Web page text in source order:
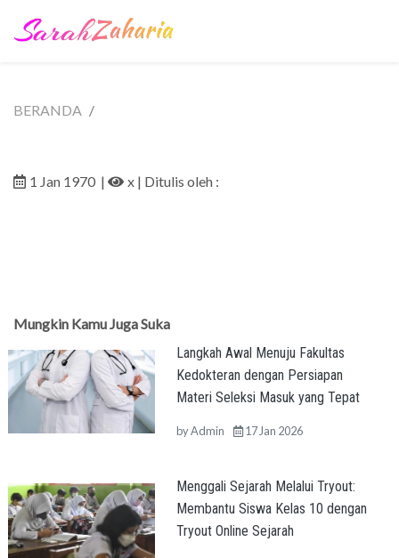
BERANDA
1 Jan 1970 | x | Ditulis oleh :
Mungkin Kamu Juga Suka
Langkah Awal Menuju Fakultas
Kedokteran dengan Persiapan
Materi Seleksi Masuk yang Tepat
byAdmin 17 Jan 2026
Menggali Sejarah Melalui Tryout:
Membantu Siswa Kelas 10 dengan
Tryout Online Sejarah